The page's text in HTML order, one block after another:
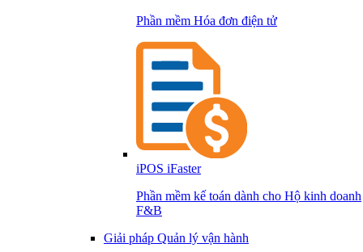
Phần mềm Hóa đơn điện tử
iPOS iFaster
Phần mềm kế toán dành cho Hộ kinh doanh
F&B
Giải pháp Quản lý vận hành